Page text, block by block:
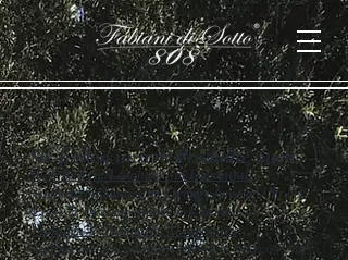
Sie finden unsere Produkte auch:
Shop Bad St. Leonhard im Lavanttal:
Geöffnet von Montag bis Freitag von 08:00 Uhr bis
12:00 Uhr Dienstag von 08:00 Uhr bis 16:00
Bioladen Völkermarkt, Hauptplatz:
Geöffnet am Mittwoch von 08:00 Uhr bis 13:00 Uhr